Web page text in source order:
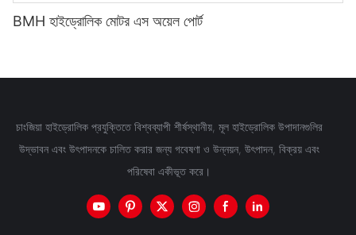
BMH হাইড্রোলিক মোটর এস অয়েল পোর্ট
চাংজিয়া হাইড্রোলিক প্রযুক্তিতে বিশ্বব্যাপী শীর্ষস্থানীয়, মূল হাইড্রোলিক উপাদানগুলির
উদ্ভাবন এবং উৎপাদনকে চালিত করার জন্য গবেষণা ও উন্নয়ন, উৎপাদন, বিক্রয় এবং
পরিষেবা একীভূত করে।